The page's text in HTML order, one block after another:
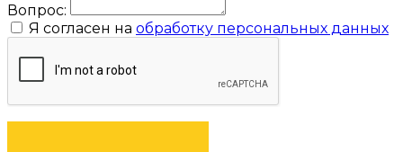
Вопрос:
Я согласен на обработку персональных данных